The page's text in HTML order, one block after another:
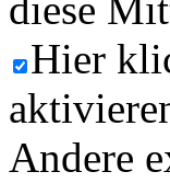
diese
Hier
Andere